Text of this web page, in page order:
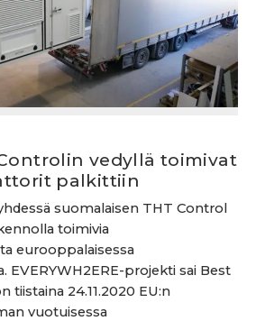
vedyllä toimivat
palkittiin
suomalaisen THT Control
toimivia
eurooppalaisessa
projekti sai Best
tiistaina 24.11.2020 EU:n
vuotuisessa